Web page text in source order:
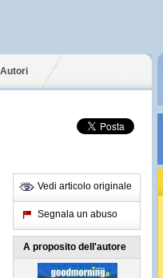
Autori
Vedi articolo originale
Segnala un abuso
A proposito dell'autore